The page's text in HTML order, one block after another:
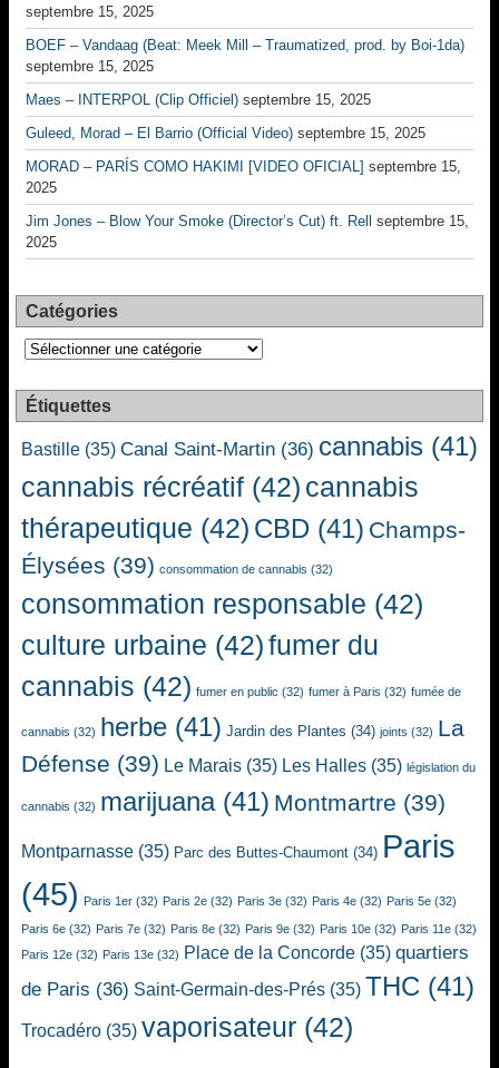
septembre 15, 2025
BOEF – Vandaag (Beat: Meek Mill – Traumatized, prod. by Boi-1da)
septembre 15, 2025
Maes – INTERPOL (Clip Officiel) septembre 15, 2025
Guleed, Morad – El Barrio (Official Video) septembre 15, 2025
MORAD – PARÍS COMO HAKIMI [VIDEO OFICIAL] septembre 15,
2025
Jim Jones – Blow Your Smoke (Director’s Cut) ft. Rell
septembre 15,
2025
Catégories
Catégories
Étiquettes
Bastille (35) Canal Saint-Martin (36) cannabis (41)
cannabis récréatif (42) cannabis
thérapeutique (42) CBD (41) Champs-
Élysées (39) consommation de cannabis (32)
consommation responsable (42)
culture urbaine (42)fumer du
cannabis (42) fumer en public (32) fumer à Paris (32) fumée de
cannabis (32) herbe (41) Jardin des Plantes (34) joints (32) La
Défense (39) Le Marais (35) Les Halles (35) législation du
cannabis (32) marijuana(41) Montmartre (39)
Montparnasse (35) Parc des Buttes-Chaumont (34) Paris
(45) Paris 1er (32) Paris 2e (32) Paris 3e (32) Paris 4e (32) Paris 5e (32)
Paris 6e (32) Paris 7e (32) Paris 8e (32) Paris 9e (32) Paris 10e (32) Paris 11e (32)
Paris 12e (32) Paris 13e (32) Place de la Concorde (35) quartiers
de Paris (36) Saint-Germain-des-Prés (35) THC (41)
Trocadéro (35) vaporisateur (42)